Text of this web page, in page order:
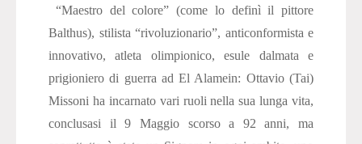
“Maestro del colore” (come lo definì il pittore
Balthus), stilista “rivoluzionario”, anticonformista e
innovativo, atleta olimpionico, esule dalmata e
prigioniero di guerra ad El Alamein: Ottavio (Tai)
Missoni ha incarnato vari ruoli nella sua lunga vita,
conclusasi il 9 Maggio scorso a 92 anni, ma